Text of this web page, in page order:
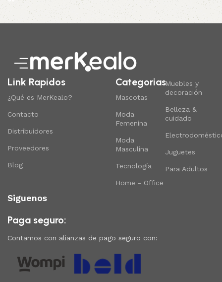
Link Rapidos
¿Qué es MerKealo?
Contacto
Distribuidores
Proveedores
Blog
Categorias
Mascotas
Moda
Femenina
Moda
Masculina
Tecnología
Home - Office
Muebles y
decoración
Belleza &
cuidado
Juguetes
Para Adultos
Siguenos
Paga seguro:
Contamos con alianzas de pago seguro con: